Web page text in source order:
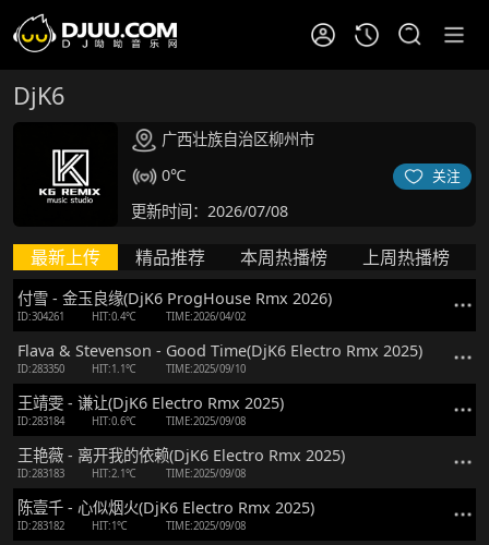
DjK6
广西壮族自治区柳州市
0℃
关注
更新时间：2026/07/08
最新上传 精品推荐 本周热播榜 上周热播榜
付雪 - 金玉良缘(DjK6 ProgHouse Rmx 2026)
ID:304261 HIT:0.4℃ TIME:2026/04/02
Flava & Stevenson - Good Time(DjK6 Electro Rmx 2025)
ID:283350 HIT:1.1℃ TIME:2025/09/10
王靖雯 - 谦让(DjK6 Electro Rmx 2025)
ID:283184 HIT:0.6℃ TIME:2025/09/08
王艳薇 - 离开我的依赖(DjK6 Electro Rmx 2025)
ID:283183 HIT:2.1℃ TIME:2025/09/08
陈壹千 - 心似烟火(DjK6 Electro Rmx 2025)
ID:283182 HIT:1℃ TIME:2025/09/08